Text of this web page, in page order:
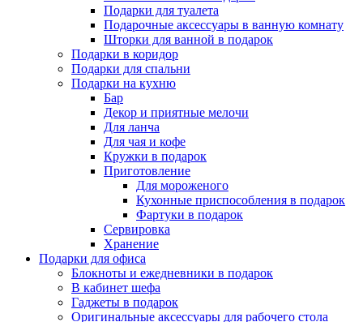
Подарки для туалета
Подарочные аксессуары в ванную комнату
Шторки для ванной в подарок
Подарки в коридор
Подарки для спальни
Подарки на кухню
Бар
Декор и приятные мелочи
Для ланча
Для чая и кофе
Кружки в подарок
Приготовление
Для мороженого
Кухонные приспособления в подарок
Фартуки в подарок
Сервировка
Хранение
Подарки для офиса
Блокноты и ежедневники в подарок
В кабинет шефа
Гаджеты в подарок
Оригинальные аксессуары для рабочего стола